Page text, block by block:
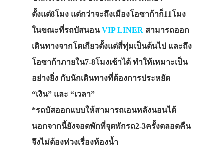
ตั้งแต่8โมง แต่กว่าจะถึงเมืองโอซาก้าก็11โมง
ในขณะที่รถบัสนอนVIP LINER สามารถออก
เดินทางจากโตเกียวตั้งแต่สี่ทุ่มเป็นต้นไป และถึง
โอซาก้าภายใน7-8โมงเช้าได้ ทำให้เหมาะเป็น
อย่างยิ่ง กับนักเดินทางที่ต้องการประหยัด
“เงิน” และ “เวลา”
*รถบัสออกแบบให้สามารถเอนหลังนอนได้
นอกจากนี้ยังจอดพักที่จุดพักรถ2-3ครั้งตลอดคืน
จึงไม่ต้องห่วงเรื่องห้องน้ำ